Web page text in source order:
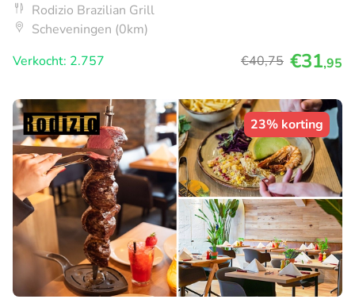
Rodizio Brazilian Grill
Scheveningen (0km)
Verkocht: 2.757
€40,75 €31,95
23% korting